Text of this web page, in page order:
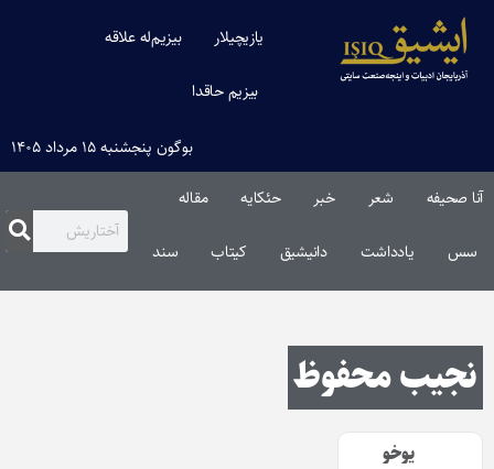
یازیچیلار بیزیم‌له علاقه
بیزیم حاقدا
بوگون پنجشنبه ۱۵ مرداد ۱۴۰۵
آنا صحیفه شعر خبر حئکایه مقاله‌
سس یادداشت دانیشیق کیتاب سند
نجیب محفوظ
یوخو